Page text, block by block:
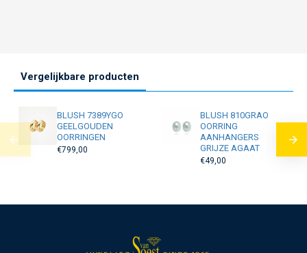
Vergelijkbare producten
BLUSH 7389YGO
GEELGOUDEN
OORRINGEN
€799,00
BLUSH 810GRAO
OORRING
AANHANGERS
GRIJZE AGAAT
€49,00